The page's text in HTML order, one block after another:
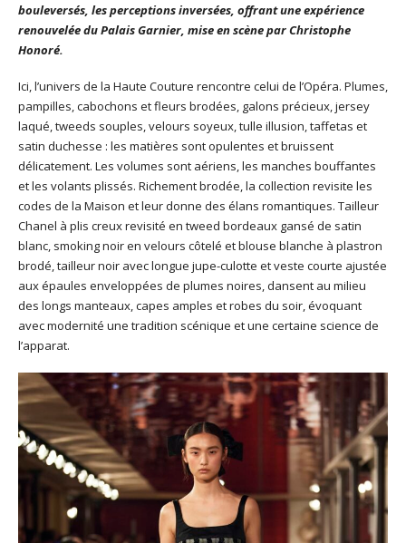
bouleversés, les perceptions inversées, offrant une expérience
renouvelée du Palais Garnier, mise en scène par Christophe
Honoré.
Ici, l’univers de la Haute Couture rencontre celui de l’Opéra. Plumes,
pampilles, cabochons et fleurs brodées, galons précieux, jersey
laqué, tweeds souples, velours soyeux, tulle illusion, taffetas et
satin duchesse : les matières sont opulentes et bruissent
délicatement. Les volumes sont aériens, les manches bouffantes
et les volants plissés. Richement brodée, la collection revisite les
codes de la Maison et leur donne des élans romantiques. Tailleur
Chanel à plis creux revisité en tweed bordeaux gansé de satin
blanc, smoking noir en velours côtelé et blouse blanche à plastron
brodé, tailleur noir avec longue jupe-culotte et veste courte ajustée
aux épaules enveloppées de plumes noires, dansent au milieu
des longs manteaux, capes amples et robes du soir, évoquant
avec modernité une tradition scénique et une certaine science de
l’apparat.